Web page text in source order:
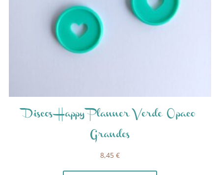
Discos Happy Planner Verde Opaco
Grandes
8,45 €